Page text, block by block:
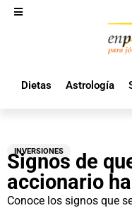
Dietas Astrología
INVERSIONES
Signos de
accionario
Conoce los signos que